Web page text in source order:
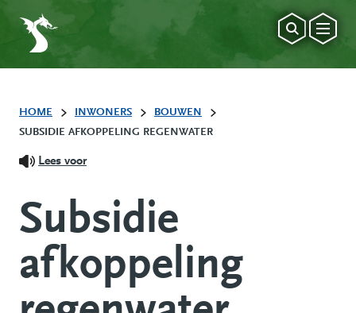
HOME INWONERS
BOUWEN
SUBSIDIE AFKOPPELING REGENWATER
Lees voor
Subsidie
afkoppeling